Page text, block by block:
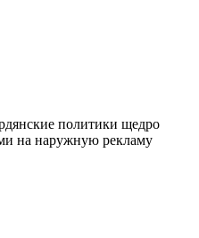
политики щедро
на наружную рекламу